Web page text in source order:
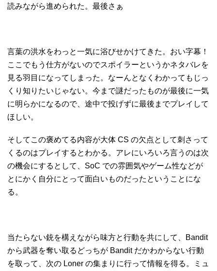
読みながら進められた。最後さぁ
言葉の洪水をわっと一気に浴びせかけてきた。おい字幕！
ここでもう仕方がないのでスポイラーというかネタバレを
見る羽目になってしまった。なーんとなくわかってもじっ
くり知りたいじゃない。今まで謎だったものが最後に一気
に明らかになるので、途中で投げずに最後までプレイして
ほしい。
そしてこの褒めてる内容が大体 CS の欠点として刺さって
くるのはプレイするとわかる。アレにいろいろ言うのは次
の機会にするとして、SoC での雰囲気やゲーム性などが
とにかく自分にとって面白いものだったということにな
る。
当たらない銃を構えながら味方と行動を共にして、Bandit
から武器を奪い取るどっちが Bandit だかわからない行動
を取って、次の Loner の集まりに行って情報を得る。ミュ